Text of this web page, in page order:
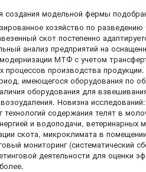
создания модельной фермы
хозяйство по разведению
скот постепенно
анализ предприятий на
МТФ с учетом
процессов производства
имеющегося оборудования по
оборудования для
Новизна
содержания телят в
и водоподачи, ветеринарных
скота, микроклимата в
мониторинг (систематический
деятельности для оценки